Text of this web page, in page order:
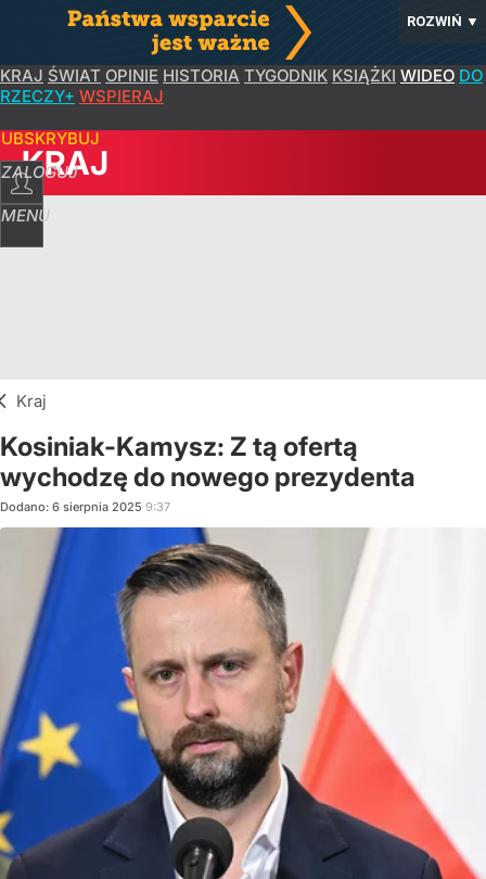
ROZWIŃ ▼
KRAJ ŚWIAT OPINIE HISTORIA TYGODNIK KSIĄŻKI WIDEO DO
RZECZY+ WSPIERAJ
ZALOGUJ
MENU
KRAJ
Kraj
Kosiniak-Kamysz: Z tą ofertą
wychodzę do nowego prezydenta
Dodano: 6 sierpnia 2025 9:37